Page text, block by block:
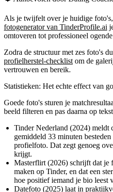
Als je twijfelt over je huidige
fotogenerator van TinderProfile.ai
omtoveren tot professioneel
Zodra de structuur met zes foto's
profielherstel-checklist om de
vertrouwen en bereik.
Statistieken: Het echte effect van
Goede foto's sturen je
beeld filteren en pas daarna op
Tinder Nederland (2024) meldt
gemiddeld 33 minuten
profielfoto. Dat zegt genoeg
krijgt.
Masterflirt (2026) schrijft dat je
maken op Tinder, en dat een
hoe positief iemand je bio leest
Datefoto (2025) laat in